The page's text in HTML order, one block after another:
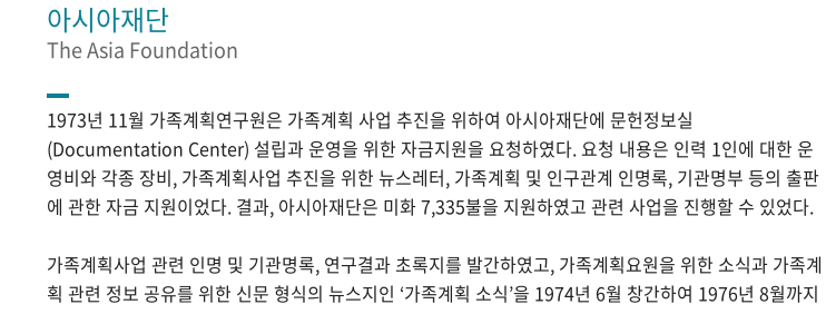
아시아재단
The Asia Foundation
1973년 11월 가족계획연구원은 가족계획 사업 추진을 위하여 아시아재단에 문헌정보실
(Documentation Center) 설립과 운영을 위한 자금지원을 요청하였다. 요청 내용은 인력 1인에 대한 운
영비와 각종 장비, 가족계획사업 추진을 위한 뉴스레터, 가족계획 및 인구관계 인명록, 기관명부 등의 출판
에 관한 자금 지원이었다. 결과, 아시아재단은 미화 7,335불을 지원하였고 관련 사업을 진행할 수 있었다.
가족계획사업 관련 인명 및 기관명록, 연구결과 초록지를 발간하였고, 가족계획요원을 위한 소식과 가족계
획 관련 정보 공유를 위한 신문 형식의 뉴스지인 ‘가족계획 소식’을 1974년 6월 창간하여 1976년 8월까지